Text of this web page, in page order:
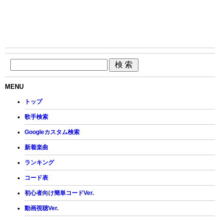
MENU
トップ
歌手検索
Googleカスタム検索
新着楽曲
ランキング
コード表
初心者向け簡単コードVer.
動画視聴Ver.